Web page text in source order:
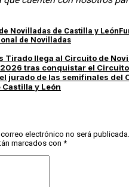
Novilladas de Castilla y León
de Novilladas
Tirado llega al Circuito de
tras conquistar el
jurado de las semifinales del
y León
electrónico no será publicada.
marcados con *